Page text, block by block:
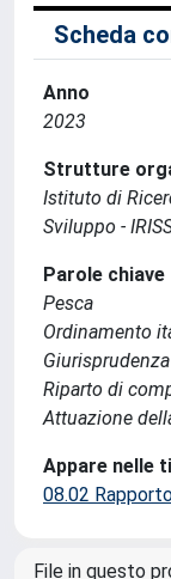
Scheda
Anno
2023
Strutture
Istituto di
Sviluppo -
Parole chiave
Pesca
Ordinamento
Riparto di
Attuazione
Appare nelle
08.02
File in questo